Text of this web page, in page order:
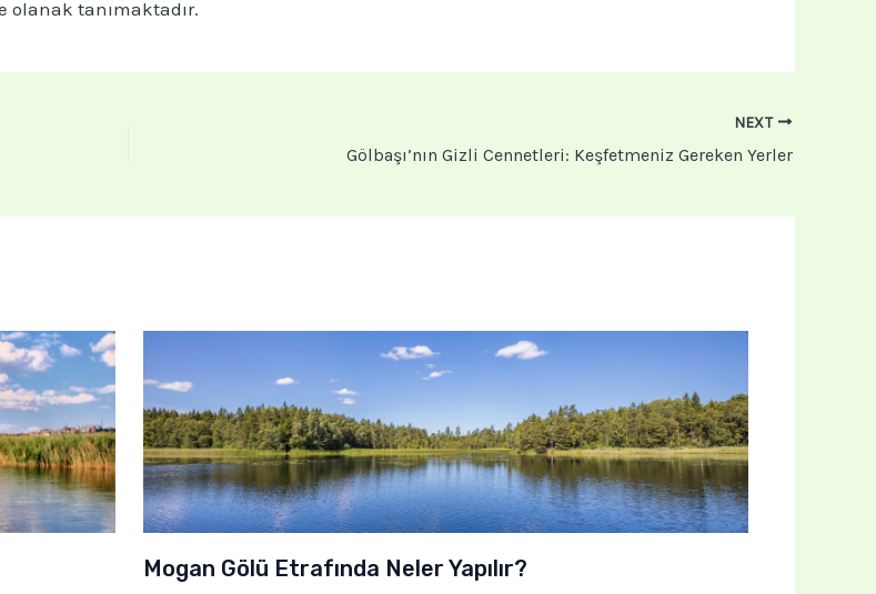
tanımaktadır.
NEXT
Gölbaşı’nın Gizli Cennetleri: Keşfetmeniz Gereken Yerler
Mogan Gölü Etrafında Neler Yapılır?